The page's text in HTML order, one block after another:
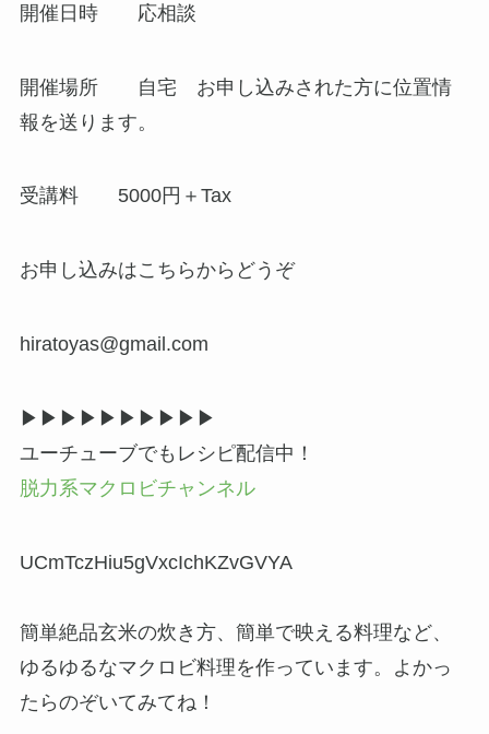
開催日時 応相談
開催場所 自宅 お申し込みされた方に位置情
報を送ります。
受講料 5000円＋Tax
お申し込みはこちらからどうぞ
hiratoyas@gmail.com
▶▶︎▶︎▶▶︎▶︎▶▶︎▶︎▶
ユーチューブでもレシピ配信中！
脱力系マクロビチャンネル
UCmTczHiu5gVxcIchKZvGVYA
簡単絶品玄米の炊き方、簡単で映える料理など、
ゆるゆるなマクロビ料理を作っています。よかっ
たらのぞいてみてね！